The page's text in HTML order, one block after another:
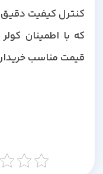
کنترل کیفیت دقیق،
قیمت مناسب خریداری